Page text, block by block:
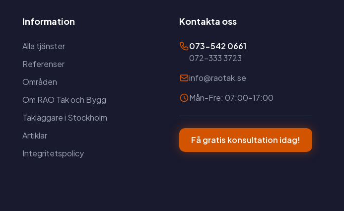
Information
Alla tjänster
Referenser
Områden
Om RAO Tak och Bygg
Takläggare i Stockholm
Artiklar
Integritetspolicy
Kontakta oss
073-542 0661
072-333 3723
info@raotak.se
Mån-Fre: 07:00-17:00
Få gratis konsultation idag!